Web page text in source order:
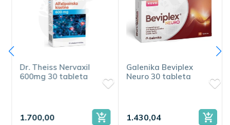
Dr. Theiss Nervaxil
600mg 30 tableta
1.700,00
Galenika Beviplex
Neuro 30 tableta
1.430,04